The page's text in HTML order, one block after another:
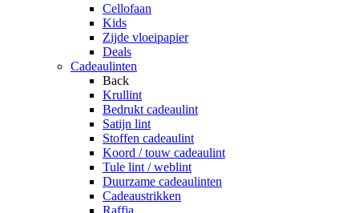
Cellofaan
Kids
Zijde vloeipapier
Deals
Cadeaulinten
Back
Krullint
Bedrukt cadeaulint
Satijn lint
Stoffen cadeaulint
Koord / touw cadeaulint
Tule lint / weblint
Duurzame cadeaulinten
Cadeaustrikken
Raffia